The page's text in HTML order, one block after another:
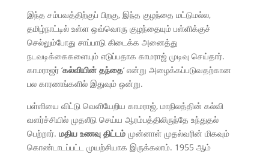
இந்த சம்பவத்திற்குப் பிறகு, இந்த குழந்தை மட்டுமல்ல,
தமிழ்நாட்டில் உள்ள ஒவ்வொரு குழந்தையும் பள்ளிக்குச்
செல்லும்போது சாப்பாடு கிடைக்க அனைத்து
நடவடிக்கைகளையும் எடுப்பதாக காமராஜ் முடிவு செய்தார்.
காமராஜர் ‘கல்வியின் தந்தை‘ என்று அழைக்கப்படுவதற்கான
பல காரணங்களில் இதுவும் ஒன்று.
பள்ளியை விட்டு வெளியேறிய காமராஜ், மாநிலத்தின் கல்வி
வளர்ச்சியில் முதலீடு செய்ய ஆரம்பத்திலிருந்தே உந்துதல்
பெற்றார். மதிய உணவு திட்டம்முன்னாள் முதல்வரின் மிகவும்
கொண்டாடப்பட்ட முயற்சியாக இருக்கலாம். 1955 ஆம்